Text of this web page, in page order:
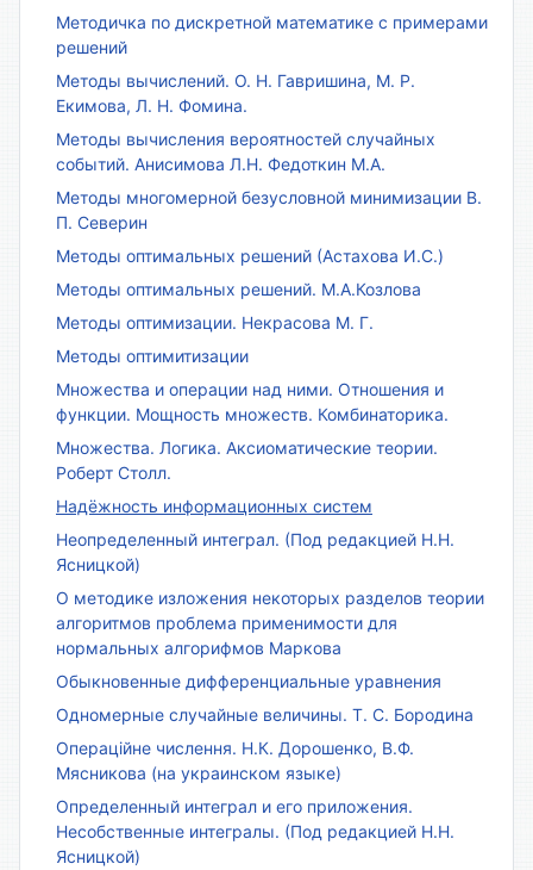
Методичка по дискретной математике с примерами
решений
Методы вычислений. О. Н. Гавришина, М. Р.
Екимова, Л. Н. Фомина.
Методы вычисления вероятностей случайных
событий. Анисимова Л.Н. Федоткин М.А.
Методы многомерной безусловной минимизации В.
П. Северин
Методы оптимальных решений (Астахова И.С.)
Методы оптимальных решений. М.А.Козлова
Методы оптимизации. Некрасова М. Г.
Методы оптимитизации
Множества и операции над ними. Отношения и
функции. Мощность множеств. Комбинаторика.
Множества. Логика. Аксиоматические теории.
Роберт Столл.
Надёжность информационных систем
Неопределенный интеграл. (Под редакцией Н.Н.
Ясницкой)
О методике изложения некоторых разделов теории
алгоритмов проблема применимости для
нормальных алгорифмов Маркова
Обыкновенные дифференциальные уравнения
Одномерные случайные величины. Т. С. Бородина
Операційне числення. Н.К. Дорошенко, В.Ф.
Мясникова (на украинском языке)
Определенный интеграл и его приложения.
Несобственные интегралы. (Под редакцией Н.Н.
Ясницкой)